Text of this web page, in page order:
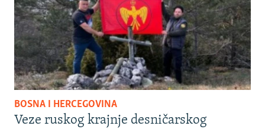
BOSNA I HERCEGOVINA
Veze ruskog krajnje desničarskog